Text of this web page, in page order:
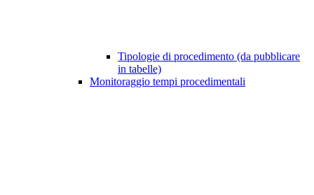
Tipologie di procedimento (da pubblicare
in tabelle)
Monitoraggio tempi procedimentali